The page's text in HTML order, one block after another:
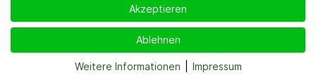
und Datenschutzeinstellungen
Akzeptieren
Ablehnen
Weitere Informationen Impressum